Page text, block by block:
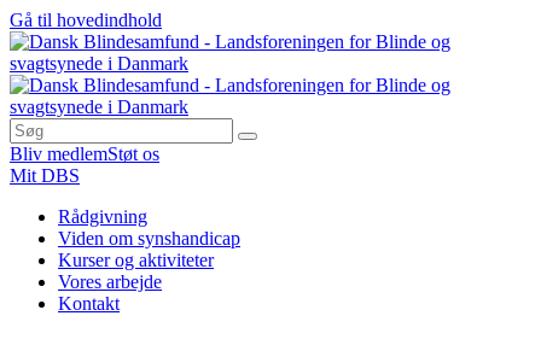
Gå til hovedindhold
Bliv medlemStøt os
Mit DBS
Rådgivning
Viden om synshandicap
Kurser og aktiviteter
Vores arbejde
Kontakt